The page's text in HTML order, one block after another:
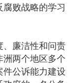
败战略的学习
、廉洁性和问责
两个地区多个
公诉能力建设